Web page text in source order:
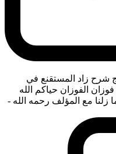
شرح زاد المستقنع في
الفوزان حياكم الله
زلنا مع المؤلف رحمه الله -